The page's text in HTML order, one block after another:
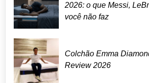
2026: o que Messi,
você não faz
Colchão Emma
Review 2026